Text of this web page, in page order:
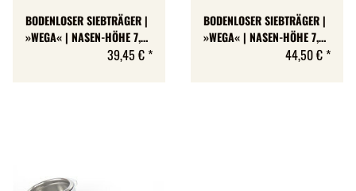
BODENLOSER SIEBTRÄGER |
»WEGA« | NASEN-HÖHE 7,2
39,45 € *
BODENLOSER SIEBTRÄGER |
»WEGA« | NASEN-HÖHE 7,2
44,50 € *